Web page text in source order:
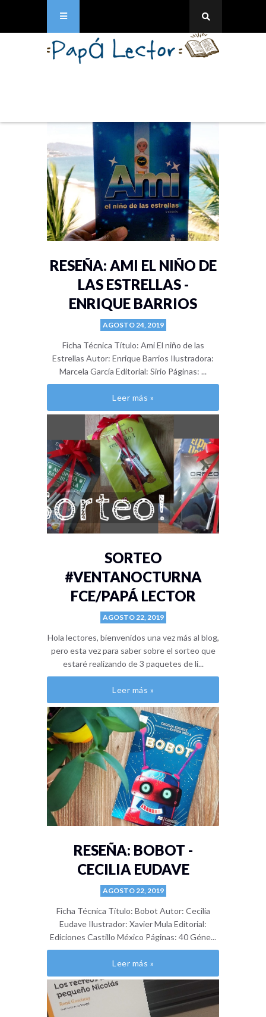
RESEÑA: AMI EL NIÑO DE
LAS ESTRELLAS -
ENRIQUE BARRIOS
AGOSTO 24, 2019
Ficha Técnica Título: Ami El niño de las
Estrellas Autor: Enrique Barrios Ilustradora:
Marcela García Editorial: Sirio Páginas: ...
Leer más »
SORTEO
#VENTANOCTURNA
FCE/PAPÁ LECTOR
AGOSTO 22, 2019
Hola lectores, bienvenidos una vez más al blog,
pero esta vez para saber sobre el sorteo que
estaré realizando de 3 paquetes de li...
Leer más »
RESEÑA: BOBOT -
CECILIA EUDAVE
AGOSTO 22, 2019
Ficha Técnica Título: Bobot Autor: Cecilia
Eudave Ilustrador: Xavier Mula Editorial:
Ediciones Castillo México Páginas: 40 Géne...
Leer más »